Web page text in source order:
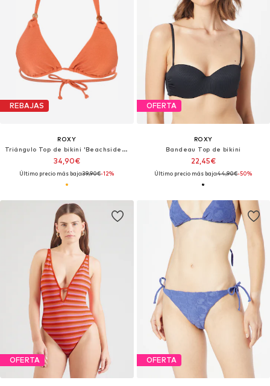
REBAJAS
ROXY
Triángulo Top de bikini 'Beachside Bohemia'
34,90€
Último precio más bajo:39,90€-12%
OFERTA
ROXY
Bandeau Top de bikini
22,45€
Último precio más bajo:44,90€-50%
OFERTA OFERTA